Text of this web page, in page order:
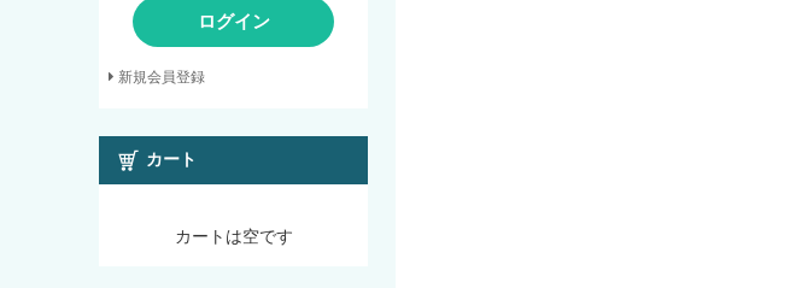
ログイン
新規会員登録
カート
カートは空です